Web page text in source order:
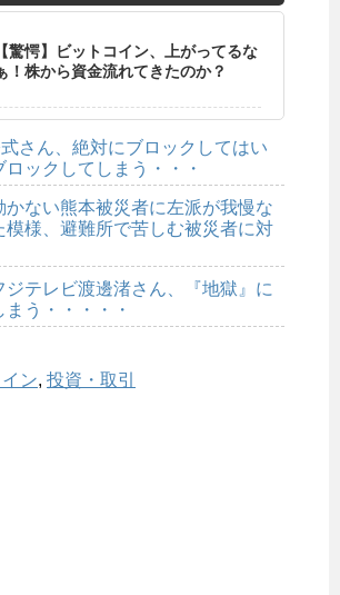
【驚愕】ビットコイン、上がってるな
！株から資金流れてきたのか？
さん、絶対にブロックしてはい
ックしてしまう・・・
かない熊本被災者に左派が我慢な
模様、避難所で苦しむ被災者に対
ジテレビ渡邊渚さん、『地獄』に
う・・・・・
ン, 投資・取引